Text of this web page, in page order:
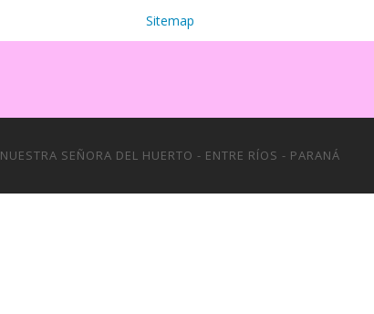
Sitemap
NUESTRA SEÑORA DEL HUERTO - ENTRE RÍOS - PARANÁ